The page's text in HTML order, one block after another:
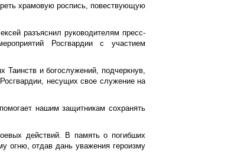
храмовую роспись, повествующую
разъяснил руководителям пресс-
Росгвардии с участием
и богослужений, подчеркнув,
несущих свое служение на
нашим защитникам сохранять
действий. В память о погибших
огню, отдав дань уважения героизму